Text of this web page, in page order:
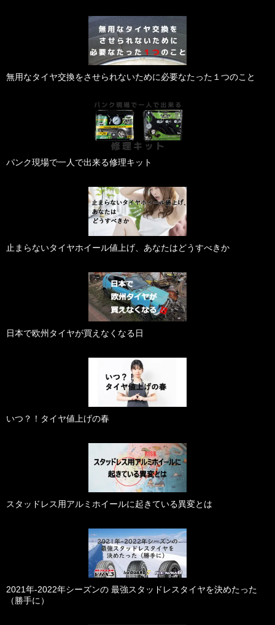
無用なタイヤ交換をさせられないために必要なたった１つのこと
パンク現場で一人で出来る修理キット
止まらないタイヤホイール値上げ、あなたはどうすべきか
日本で欧州タイヤが買えなくなる日
いつ？！タイヤ値上げの春
スタッドレス用アルミホイールに起きている異変とは
2021年-2022年シーズンの 最強スタッドレスタイヤを決めたった
（勝手に）